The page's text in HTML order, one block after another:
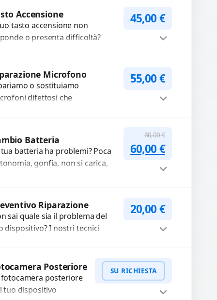
Accensione
tasto accensione non
o presenta difficoltà?
utilizzando
di...
45,00€
Microfono
o sostituiamo
difettosi che
Diagnosi accurata e
di...
55,00€
Batteria
tua batteria ha problemi? Poca
gonfia, non si carica,
80,00€
Il prezzo
60,00€Il prezzo
Riparazione
sai quale sia il problema del
dispositivo? I nostri tecnici
20,00€
Posteriore
fotocamera posteriore
tuo dispositivo
SU RICHIESTA